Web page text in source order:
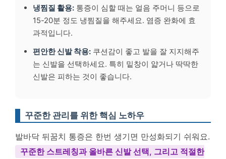
냉찜질 활용: 통증이 심할 때는 얼음 주머니 등으로
15-20분 정도 냉찜질을 해주세요. 염증 완화에 효
과적입니다.
편안한 신발 착용: 쿠션감이 좋고 발을 잘 지지해주
는 신발을 선택하세요. 특히 밑창이 얇거나 딱딱한
신발은 피하는 것이 좋습니다.
꾸준한 관리를 위한 핵심 노하우
발바닥 뒤꿈치 통증은 한번 생기면 만성화되기 쉬워요.
꾸준한 스트레칭과 올바른 신발 선택, 그리고 적절한